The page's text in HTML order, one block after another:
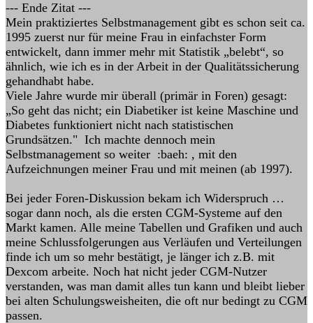
--- Ende Zitat ---
Mein praktiziertes Selbstmanagement gibt es schon seit ca.
1995 zuerst nur für meine Frau in einfachster Form
entwickelt, dann immer mehr mit Statistik „belebt“, so
ähnlich, wie ich es in der Arbeit in der Qualitätssicherung
gehandhabt habe.
Viele Jahre wurde mir überall (primär in Foren) gesagt:
„So geht das nicht; ein Diabetiker ist keine Maschine und
Diabetes funktioniert nicht nach statistischen
Grundsätzen." Ich machte dennoch mein
Selbstmanagement so weiter :baeh: , mit den
Aufzeichnungen meiner Frau und mit meinen (ab 1997).
Bei jeder Foren-Diskussion bekam ich Widerspruch …
sogar dann noch, als die ersten CGM-Systeme auf den
Markt kamen. Alle meine Tabellen und Grafiken und auch
meine Schlussfolgerungen aus Verläufen und Verteilungen
finde ich um so mehr bestätigt, je länger ich z.B. mit
Dexcom arbeite. Noch hat nicht jeder CGM-Nutzer
verstanden, was man damit alles tun kann und bleibt lieber
bei alten Schulungsweisheiten, die oft nur bedingt zu CGM
passen.